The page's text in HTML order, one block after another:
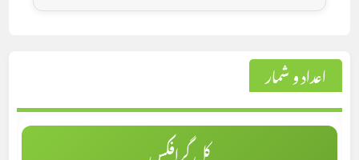
اعداد و شمار
کل گرافکس